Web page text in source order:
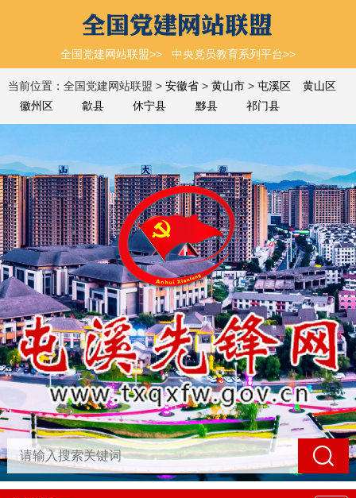
全国党建网站联盟>> 中央党员教育系列平台>>
当前位置：全国党建网站联盟 > 安徽省 > 黄山市 > 屯溪区
黄山区
徽州区
歙县 休宁县 黟县 祁门县